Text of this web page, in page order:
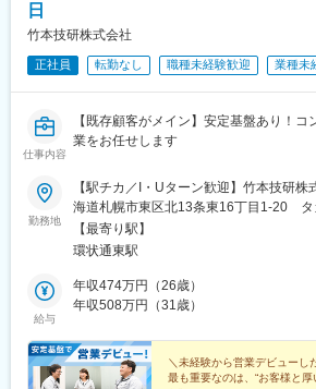
日
竹本技研株式会社
正社員 転勤なし 職種未経験歓迎 業種未
仕事内容
【既存顧客がメイン】安定基盤あり！
業をお任せします
勤務地
【駅チカ／I・Uターン歓迎】竹本技研
海道札幌市東区北13条東16丁目1-20 タ
通東駅 4番口から徒歩6分※ビル内全面禁
【最寄り駅】
環状通東駅
給与
年収474万円（26歳）
年収508万円（31歳）
＼未経験から営業デビューし
最も重要なのは、“お客様と